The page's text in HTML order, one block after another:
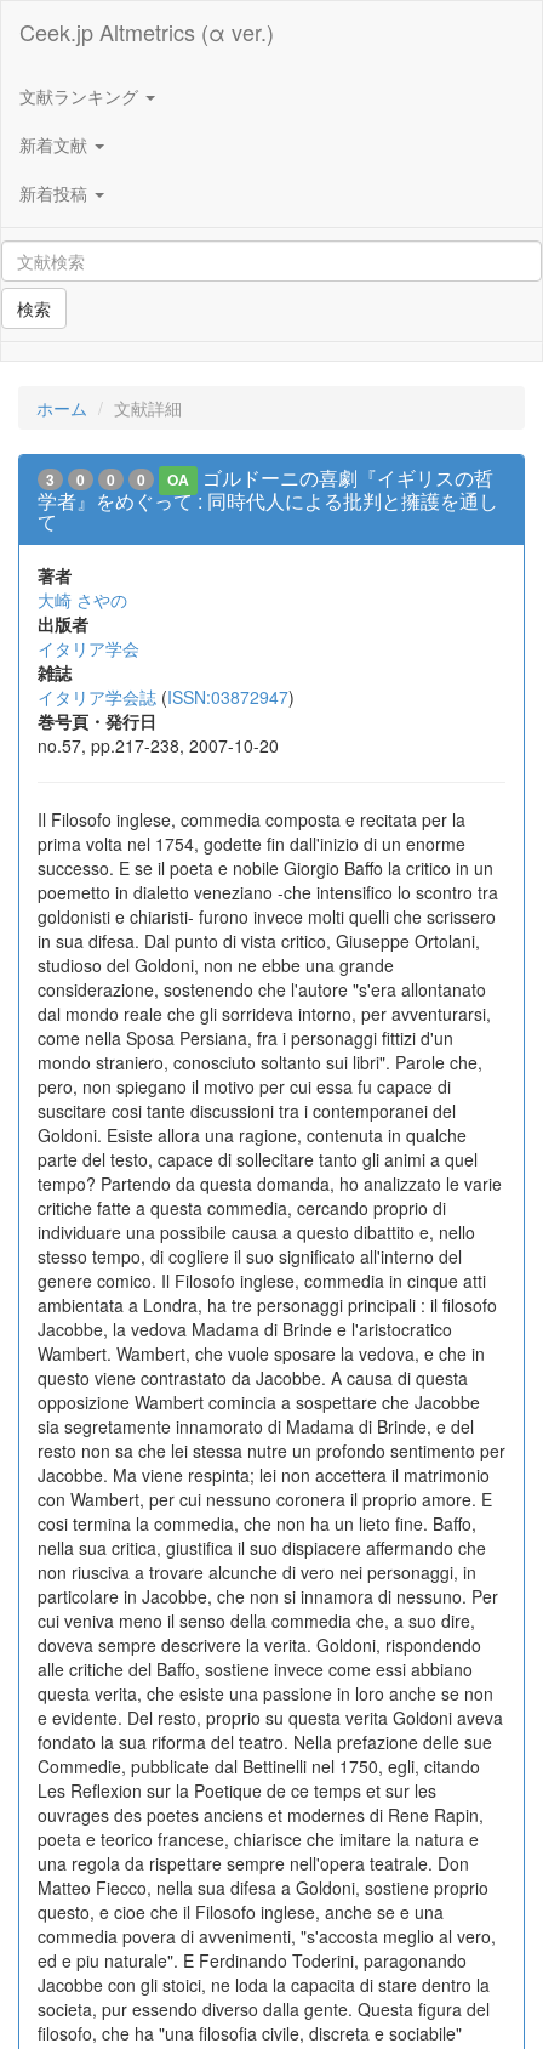
Ceek.jp Altmetrics (α ver.)
文献ランキング
新着文献
新着投稿
検索
ホーム 文献詳細
3 0 0 0 OA
ゴルドーニの喜劇『イギリスの哲
学者』をめぐって : 同時代人による批判と擁護を通し
て
著者
大崎 さやの
出版者
イタリア学会
雑誌
イタリア学会誌 (ISSN:03872947)
巻号頁・発行日
no.57, pp.217-238, 2007-10-20
Il Filosofo inglese, commedia composta e recitata per la
prima volta nel 1754, godette fin dall'inizio di un enorme
successo. E se il poeta e nobile Giorgio Baffo la critico in un
poemetto in dialetto veneziano -che intensifico lo scontro tra
goldonisti e chiaristi- furono invece molti quelli che scrissero
in sua difesa. Dal punto di vista critico, Giuseppe Ortolani,
studioso del Goldoni, non ne ebbe una grande
considerazione, sostenendo che l'autore "s'era allontanato
dal mondo reale che gli sorrideva intorno, per avventurarsi,
come nella Sposa Persiana, fra i personaggi fittizi d'un
mondo straniero, conosciuto soltanto sui libri". Parole che,
pero, non spiegano il motivo per cui essa fu capace di
suscitare cosi tante discussioni tra i contemporanei del
Goldoni. Esiste allora una ragione, contenuta in qualche
parte del testo, capace di sollecitare tanto gli animi a quel
tempo? Partendo da questa domanda, ho analizzato le varie
critiche fatte a questa commedia, cercando proprio di
individuare una possibile causa a questo dibattito e, nello
stesso tempo, di cogliere il suo significato all'interno del
genere comico. Il Filosofo inglese, commedia in cinque atti
ambientata a Londra, ha tre personaggi principali : il filosofo
Jacobbe, la vedova Madama di Brinde e l'aristocratico
Wambert. Wambert, che vuole sposare la vedova, e che in
questo viene contrastato da Jacobbe. A causa di questa
opposizione Wambert comincia a sospettare che Jacobbe
sia segretamente innamorato di Madama di Brinde, e del
resto non sa che lei stessa nutre un profondo sentimento per
Jacobbe. Ma viene respinta; lei non accettera il matrimonio
con Wambert, per cui nessuno coronera il proprio amore. E
cosi termina la commedia, che non ha un lieto fine. Baffo,
nella sua critica, giustifica il suo dispiacere affermando che
non riusciva a trovare alcunche di vero nei personaggi, in
particolare in Jacobbe, che non si innamora di nessuno. Per
cui veniva meno il senso della commedia che, a suo dire,
doveva sempre descrivere la verita. Goldoni, rispondendo
alle critiche del Baffo, sostiene invece come essi abbiano
questa verita, che esiste una passione in loro anche se non
e evidente. Del resto, proprio su questa verita Goldoni aveva
fondato la sua riforma del teatro. Nella prefazione delle sue
Commedie, pubblicate dal Bettinelli nel 1750, egli, citando
Les Reflexion sur la Poetique de ce temps et sur les
ouvrages des poetes anciens et modernes di Rene Rapin,
poeta e teorico francese, chiarisce che imitare la natura e
una regola da rispettare sempre nell'opera teatrale. Don
Matteo Fiecco, nella sua difesa a Goldoni, sostiene proprio
questo, e cioe che il Filosofo inglese, anche se e una
commedia povera di avvenimenti, "s'accosta meglio al vero,
ed e piu naturale". E Ferdinando Toderini, paragonando
Jacobbe con gli stoici, ne loda la capacita di stare dentro la
societa, pur essendo diverso dalla gente. Questa figura del
filosofo, che ha "una filosofia civile, discreta e sociabile"